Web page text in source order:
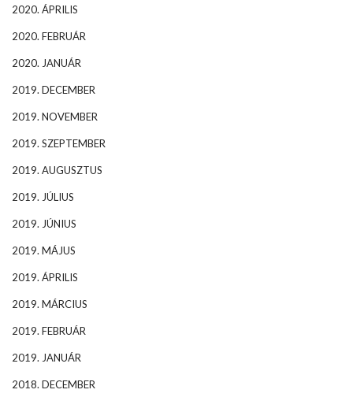
2020. ÁPRILIS
2020. FEBRUÁR
2020. JANUÁR
2019. DECEMBER
2019. NOVEMBER
2019. SZEPTEMBER
2019. AUGUSZTUS
2019. JÚLIUS
2019. JÚNIUS
2019. MÁJUS
2019. ÁPRILIS
2019. MÁRCIUS
2019. FEBRUÁR
2019. JANUÁR
2018. DECEMBER